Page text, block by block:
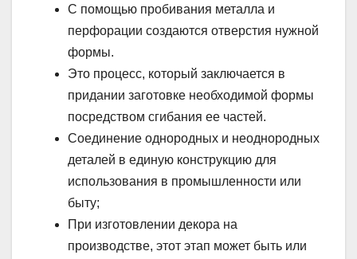
С помощью пробивания металла и
перфорации создаются отверстия нужной
формы.
Это процесс, который заключается в
придании заготовке необходимой формы
посредством сгибания ее частей.
Соединение однородных и неоднородных
деталей в единую конструкцию для
использования в промышленности или
быту;
При изготовлении декора на
производстве, этот этап может быть или